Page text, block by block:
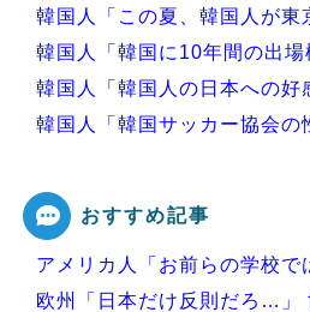
韓国人「この夏、韓国人が東
韓国人「韓国に10年間の出場
韓国人「韓国人の日本への好
韓国人「韓国サッカー協会の
Powered by livedoor 相互RSS
おすすめ記事
アメリカ人「お前らの学校で
欧州「日本だけ反則だろ…」